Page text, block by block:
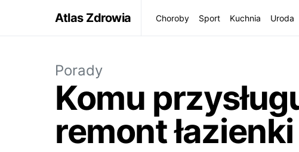
Atlas Zdrowia Choroby Sport Kuchnia Uroda
Porady
Komu
remont